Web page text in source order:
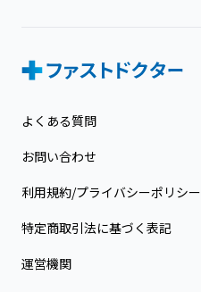
よくある質問
お問い合わせ
利用規約/プライバシーポリシー
特定商取引法に基づく表記
運営機関